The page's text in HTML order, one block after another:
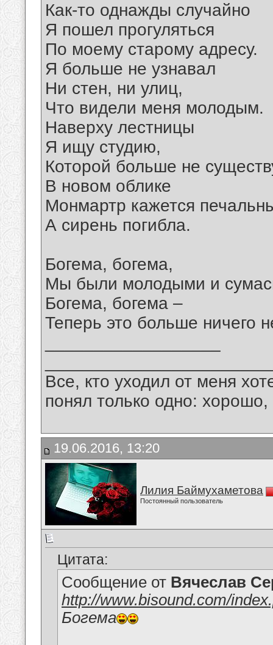
Как-то однажды случайно
Я пошел прогуляться
По моему старому адресу.
Я больше не узнавал
Ни стен, ни улиц,
Что видели меня молодым.
Наверху лестницы
Я ищу студию,
Которой больше не
В новом облике
Монмартр кажется
А сирень погибла.
Богема, богема,
Мы были молодыми и
Богема, богема –
Теперь это больше ничего
Все, кто уходил от меня
понял только одно:
19.06.2016, 13:20
Лилия Баймухаметова
Постоянный пользователь
Цитата:
Сообщение от Вячеслав
http://www.bisound.com/
Богема